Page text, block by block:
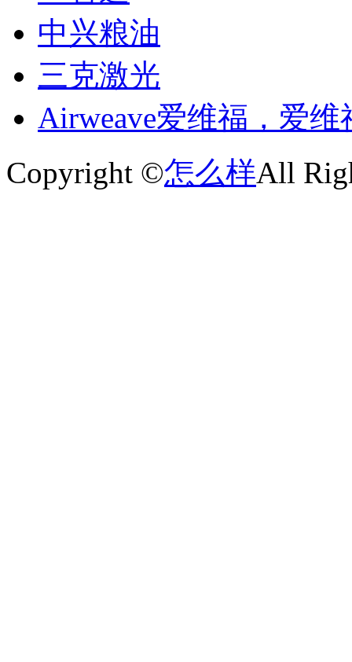
中兴粮油
三克激光
Airweave爱维福，爱维
Copyright ©怎么样All